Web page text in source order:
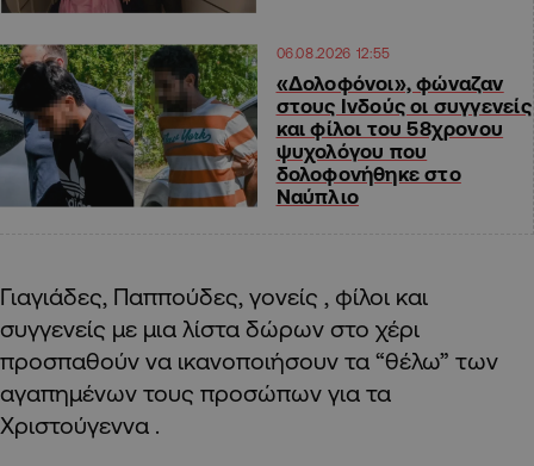
06.08.2026 12:55
«Δολοφόνοι», φώναζαν
στους Ινδούς οι συγγενείς
και φίλοι του 58χρονου
ψυχολόγου που
δολοφονήθηκε στο
Ναύπλιο
Γιαγιάδες, Παππούδες, γονείς , φίλοι και
συγγενείς με μια λίστα δώρων στο χέρι
προσπαθούν να ικανοποιήσουν τα “θέλω” των
αγαπημένων τους προσώπων για τα
Χριστούγεννα .